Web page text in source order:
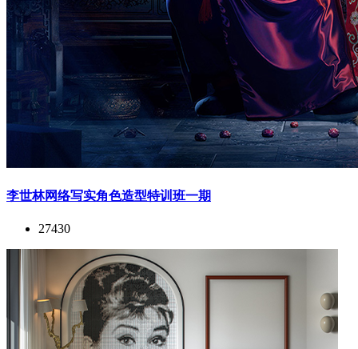
李世林网络写实角色造型特训班一期
27430